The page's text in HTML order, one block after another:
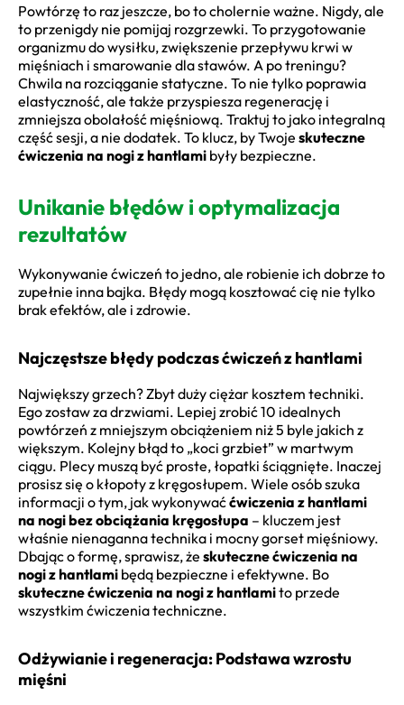
Powtórzę to raz jeszcze, bo to cholernie ważne. Nigdy, ale
to przenigdy nie pomijaj rozgrzewki. To przygotowanie
organizmu do wysiłku, zwiększenie przepływu krwi w
mięśniach i smarowanie dla stawów. A po treningu?
Chwila na rozciąganie statyczne. To nie tylko poprawia
elastyczność, ale także przyspiesza regenerację i
zmniejsza obolałość mięśniową. Traktuj to jako integralną
część sesji, a nie dodatek. To klucz, by Twoje skuteczne
ćwiczenia na nogi z hantlami były bezpieczne.
Unikanie błędów i optymalizacja
rezultatów
Wykonywanie ćwiczeń to jedno, ale robienie ich dobrze to
zupełnie inna bajka. Błędy mogą kosztować cię nie tylko
brak efektów, ale i zdrowie.
Najczęstsze błędy podczas ćwiczeń z hantlami
Największy grzech? Zbyt duży ciężar kosztem techniki.
Ego zostaw za drzwiami. Lepiej zrobić 10 idealnych
powtórzeń z mniejszym obciążeniem niż 5 byle jakich z
większym. Kolejny błąd to „koci grzbiet” w martwym
ciągu. Plecy muszą być proste, łopatki ściągnięte. Inaczej
prosisz się o kłopoty z kręgosłupem. Wiele osób szuka
informacji o tym, jak wykonywaććwiczenia z hantlami
na nogi bez obciążania kręgosłupa – kluczem jest
właśnie nienaganna technika i mocny gorset mięśniowy.
Dbając o formę, sprawisz, że skuteczne ćwiczenia na
nogi z hantlami będą bezpieczne i efektywne. Bo
skuteczne ćwiczenia na nogi z hantlamito przede
wszystkim ćwiczenia techniczne.
Odżywianie i regeneracja: Podstawa wzrostu
mięśni